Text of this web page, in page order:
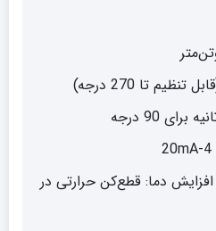
دما: قطع‌کن حرارتی در